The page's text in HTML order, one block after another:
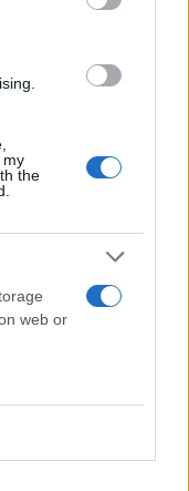
my
the
web or